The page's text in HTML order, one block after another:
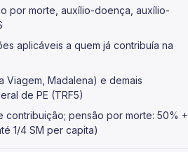
por morte, auxílio-doença, auxílio-
aplicáveis a quem já contribuía na
Viagem, Madalena) e demais
de PE (TRF5)
contribuição; pensão por morte: 50% +
1/4 SM per capita)